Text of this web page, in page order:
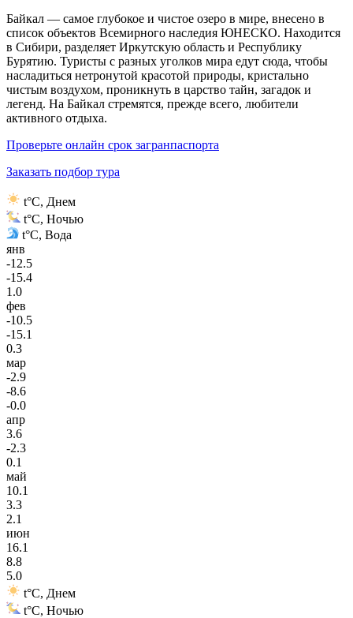
Байкал — самое глубокое и чистое озеро в мире, внесено в
список объектов Всемирного наследия ЮНЕСКО. Находится
в Сибири, разделяет Иркутскую область и Республику
Бурятию. Туристы с разных уголков мира едут сюда, чтобы
насладиться нетронутой красотой природы, кристально
чистым воздухом, проникнуть в царство тайн, загадок и
легенд. На Байкал стремятся, прежде всего, любители
активного отдыха.
Проверьте онлайн срок загранпаспорта
Заказать подбор тура
t°C, Днем
t°C, Ночью
t°C, Вода
янв
-12.5
-15.4
1.0
фев
-10.5
-15.1
0.3
мар
-2.9
-8.6
-0.0
апр
3.6
-2.3
0.1
май
10.1
3.3
2.1
июн
16.1
8.8
5.0
t°C, Днем
t°C, Ночью